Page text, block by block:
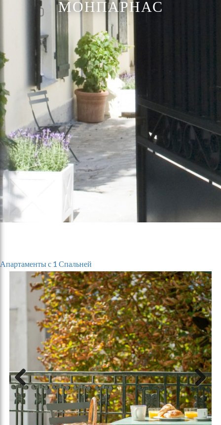
МОНПАРНАС
Апартаменты с 1 Спальней
Previous Next